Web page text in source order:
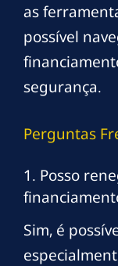
as
possível
segurança.
Perguntas
1. Posso
Sim, é